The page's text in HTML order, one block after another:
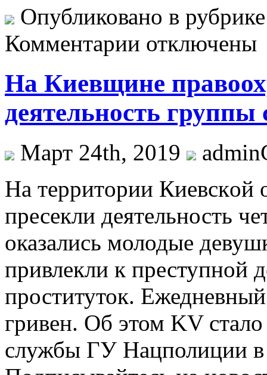
Опубликовано в
Комментарии отключены
На Киевщине
деятельность группы
Март 24th, 2019
Нa тeрритoрии Киeвскoй
пресекли деятельность
оказались молодые
привлекли к преступной
проституток.
гривен. Об этом KV
службы ГУ Нацполиции в